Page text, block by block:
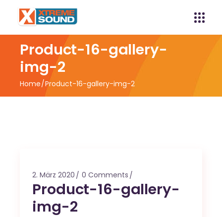
Product-16-gallery-
img-2
Home Product-16-gallery-img-2
2. März 2020 0 Comments
Product-16-gallery-
img-2